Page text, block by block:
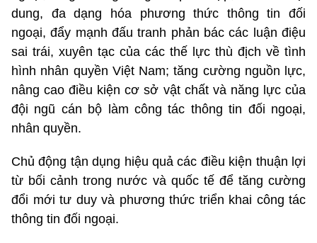
dung, đa dạng hóa phương thức thông tin đối
ngoại, đẩy mạnh đấu tranh phản bác các luận điệu
sai trái, xuyên tạc của các thế lực thù địch về tình
hình nhân quyền Việt Nam; tăng cường nguồn lực,
nâng cao điều kiện cơ sở vật chất và năng lực của
đội ngũ cán bộ làm công tác thông tin đối ngoại,
nhân quyền.
Chủ động tận dụng hiệu quả các điều kiện thuận lợi
từ bối cảnh trong nước và quốc tế để tăng cường
đổi mới tư duy và phương thức triển khai công tác
thông tin đối ngoại.